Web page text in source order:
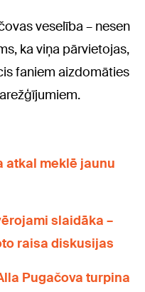
veselība – nesen
ka viņa pārvietojas,
faniem aizdomāties
atkal meklē jaunu
slaidāka –
raisa diskusijas
Pugačova turpina